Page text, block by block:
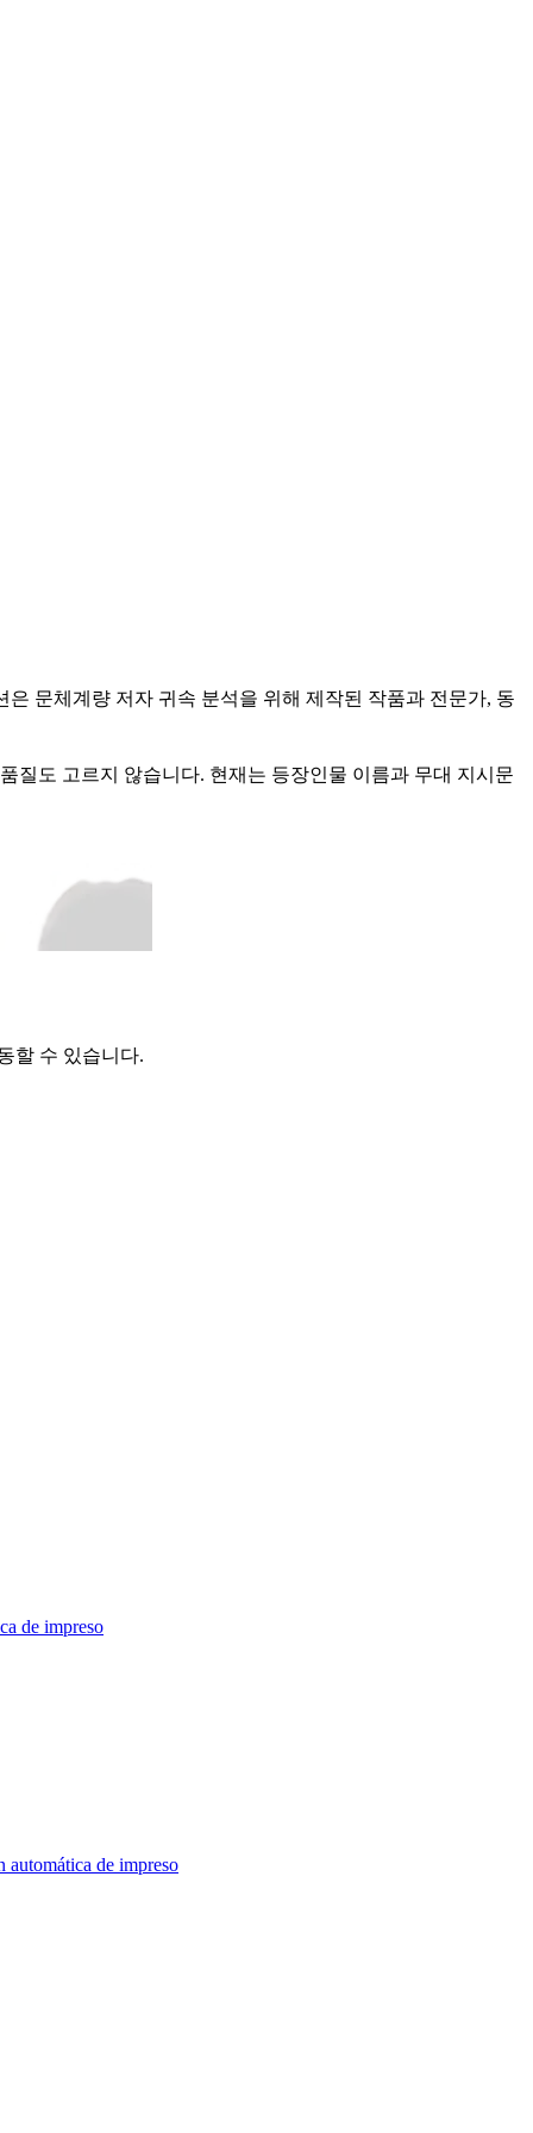
문체계량 저자 귀속 분석을 위해 제작된 작품과 전문가, 동
질도 고르지 않습니다. 현재는 등장인물 이름과 무대 지시문
할 수 있습니다.
de impreso
automática de impreso